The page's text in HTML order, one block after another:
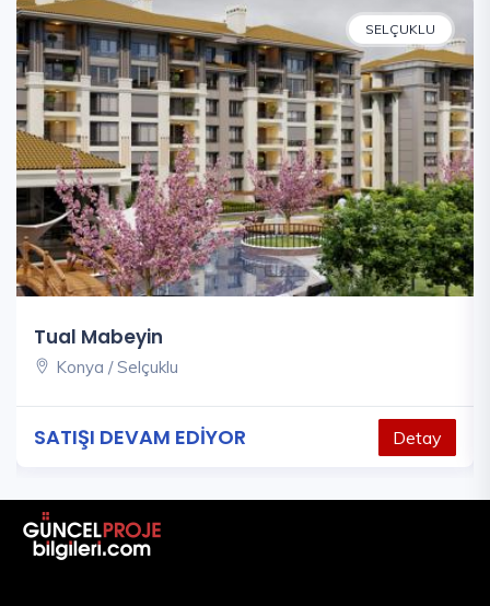
SELÇUKLU
Tual Mabeyin
Konya / Selçuklu
SATIŞI DEVAM EDİYOR Detay